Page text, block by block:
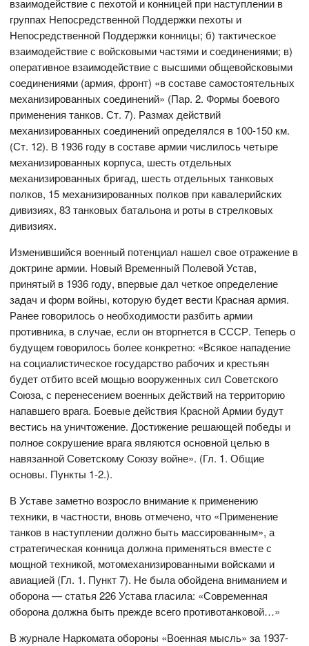
взаимодействие с пехотой и конницей при наступлении в
группах Непосредственной Поддержки пехоты и
Непосредственной Поддержки конницы; б) тактическое
взаимодействие с войсковыми частями и соединениями; в)
оперативное взаимодействие с высшими общевойсковыми
соединениями (армия, фронт) «в составе самостоятельных
механизированных соединений» (Пар. 2. Формы боевого
применения танков. Ст. 7). Размах действий
механизированных соединений определялся в 100-150 км.
(Ст. 12). В 1936 году в составе армии числилось четыре
механизированных корпуса, шесть отдельных
механизированных бригад, шесть отдельных танковых
полков, 15 механизированных полков при кавалерийских
дивизиях, 83 танковых батальона и роты в стрелковых
дивизиях.
Изменившийся военный потенциал нашел свое отражение в
доктрине армии. Новый Временный Полевой Устав,
принятый в 1936 году, впервые дал четкое определение
задач и форм войны, которую будет вести Красная армия.
Ранее говорилось о необходимости разбить армии
противника, в случае, если он вторгнется в СССР. Теперь о
будущем говорилось более конкретно: «Всякое нападение
на социалистическое государство рабочих и крестьян
будет отбито всей мощью вооруженных сил Советского
Союза, с перенесением военных действий на территорию
напавшего врага. Боевые действия Красной Армии будут
вестись на уничтожение. Достижение решающей победы и
полное сокрушение врага являются основной целью в
навязанной Советскому Союзу войне». (Гл. 1. Общие
основы. Пункты 1-2.).
В Уставе заметно возросло внимание к применению
техники, в частности, вновь отмечено, что «Применение
танков в наступлении должно быть массированным», а
стратегическая конница должна применяться вместе с
мощной техникой, мотомеханизированными войсками и
авиацией (Гл. 1. Пункт 7). Не была обойдена вниманием и
оборона — статья 226 Устава гласила: «Современная
оборона должна быть прежде всего противотанковой…»
В журнале Наркомата обороны «Военная мысль» за 1937-